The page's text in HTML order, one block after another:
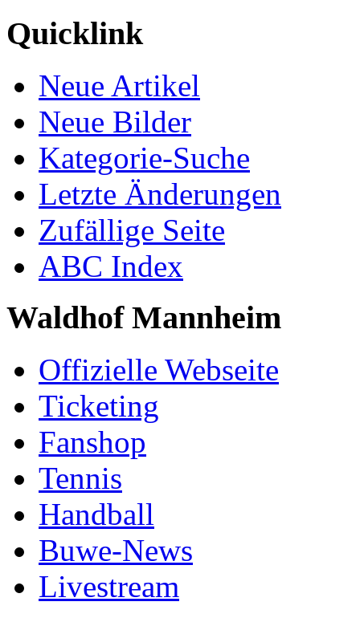
Quicklink
Neue Artikel
Neue Bilder
Kategorie-Suche
Letzte Änderungen
Zufällige Seite
ABC Index
Waldhof Mannheim
Offizielle Webseite
Ticketing
Fanshop
Tennis
Handball
Buwe-News
Livestream